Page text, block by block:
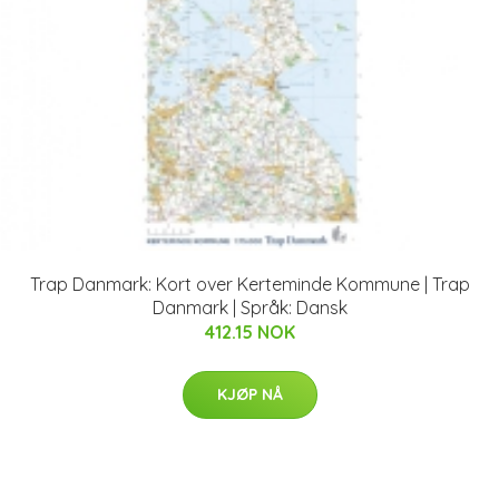
Trap Danmark: Kort over Kerteminde Kommune | Trap
Danmark | Språk: Dansk
412.15 NOK
KJØP NÅ